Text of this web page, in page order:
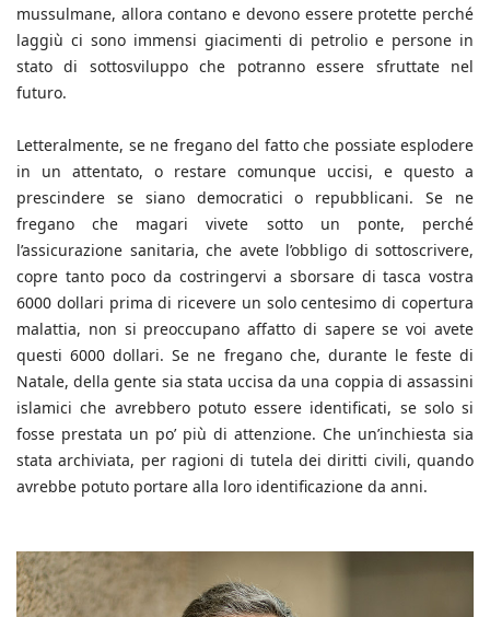
mussulmane, allora contano e devono essere protette perché
laggiù ci sono immensi giacimenti di petrolio e persone in
stato di sottosviluppo che potranno essere sfruttate nel
futuro.
Letteralmente, se ne fregano del fatto che possiate esplodere
in un attentato, o restare comunque uccisi, e questo a
prescindere se siano democratici o repubblicani. Se ne
fregano che magari vivete sotto un ponte, perché
l’assicurazione sanitaria, che avete l’obbligo di sottoscrivere,
copre tanto poco da costringervi a sborsare di tasca vostra
6000 dollari prima di ricevere un solo centesimo di copertura
malattia, non si preoccupano affatto di sapere se voi avete
questi 6000 dollari. Se ne fregano che, durante le feste di
Natale, della gente sia stata uccisa da una coppia di assassini
islamici che avrebbero potuto essere identificati, se solo si
fosse prestata un po’ più di attenzione. Che un’inchiesta sia
stata archiviata, per ragioni di tutela dei diritti civili, quando
avrebbe potuto portare alla loro identificazione da anni.